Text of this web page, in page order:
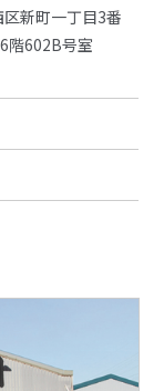
新町一丁目3番
階602B号室